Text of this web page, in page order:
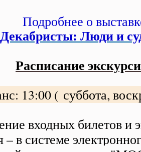
Подробнее о
Люди и
Расписание
13:00 ( суббота,
входных билетов и
в системе